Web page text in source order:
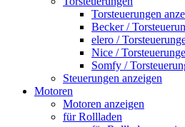
Torsteuerungen
Becker /
elero /
Nice /
Somfy /
Steuerungen anzeigen
Motoren
Motoren anzeigen
für Rollladen